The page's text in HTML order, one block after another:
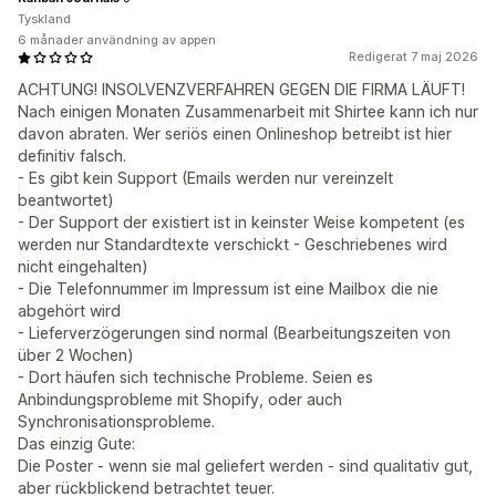
Redigerat 7 maj 2026
ACHTUNG! INSOLVENZVERFAHREN GEGEN DIE FIRMA LÄUFT!
Nach einigen Monaten Zusammenarbeit mit Shirtee kann ich nur
davon abraten. Wer seriös einen Onlineshop betreibt ist hier
definitiv falsch.
- Es gibt kein Support (Emails werden nur vereinzelt
beantwortet)
- Der Support der existiert ist in keinster Weise kompetent (es
werden nur Standardtexte verschickt - Geschriebenes wird
nicht eingehalten)
- Die Telefonnummer im Impressum ist eine Mailbox die nie
abgehört wird
- Lieferverzögerungen sind normal (Bearbeitungszeiten von
über 2 Wochen)
- Dort häufen sich technische Probleme. Seien es
Anbindungsprobleme mit Shopify, oder auch
Synchronisationsprobleme.
Das einzig Gute:
Die Poster - wenn sie mal geliefert werden - sind qualitativ gut,
aber rückblickend betrachtet teuer.
Tyskland
6 månader användning av appen